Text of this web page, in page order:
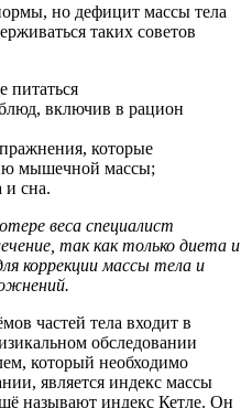
но дефицит массы тела
таких советов
питаться
включив в рацион
которые
мышечной массы;
и сна.
веса специалист
так как только диета и
коррекции массы тела и
частей тела входит в
обследовании
который необходимо
является индекс массы
называют индекс Кетле. Он